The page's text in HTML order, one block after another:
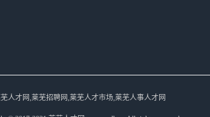
人才网,莱芜招聘网,莱芜人才市场,莱芜人事人才网